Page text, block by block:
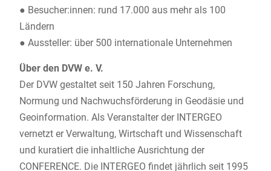
● Besucher:innen: rund 17.000 aus mehr als 100
Ländern
● Aussteller: über 500 internationale Unternehmen
Über den DVW e. V.
Der DVW gestaltet seit 150 Jahren Forschung,
Normung und Nachwuchsförderung in Geodäsie und
Geoinformation. Als Veranstalter der INTERGEO
vernetzt er Verwaltung, Wirtschaft und Wissenschaft
und kuratiert die inhaltliche Ausrichtung der
CONFERENCE. Die INTERGEO findet jährlich seit 1995